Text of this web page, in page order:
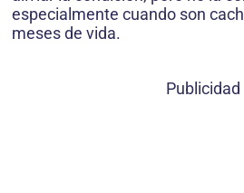
especialmente cuando son
meses de vida.
Publicidad